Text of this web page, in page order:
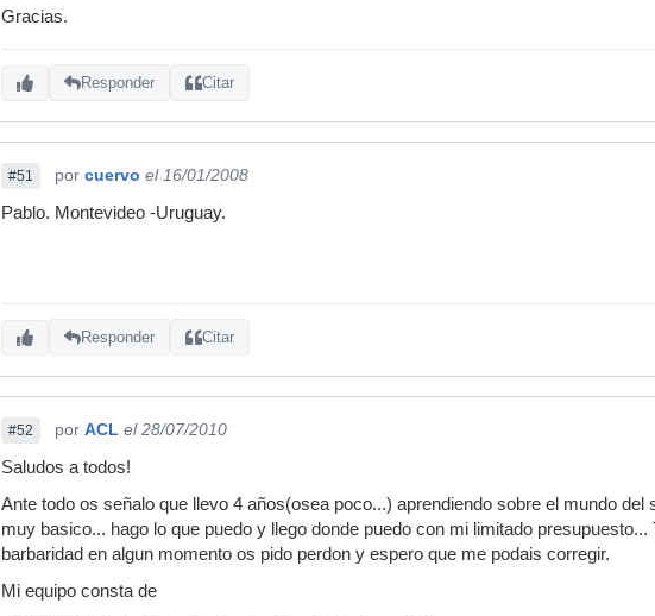
Gracias.
Responder Citar
#51 por cuervo el 16/01/2008
Pablo. Montevideo -Uruguay.
Responder Citar
#52 por ACL el 28/07/2010
Saludos a todos!
Ante todo os señalo que llevo 4 años(osea poco...) aprendiendo sobre el mundo
muy basico... hago lo que puedo y llego donde puedo con mi limitado
barbaridad en algun momento os pido perdon y espero que me podais corregir.
Mi equipo consta de